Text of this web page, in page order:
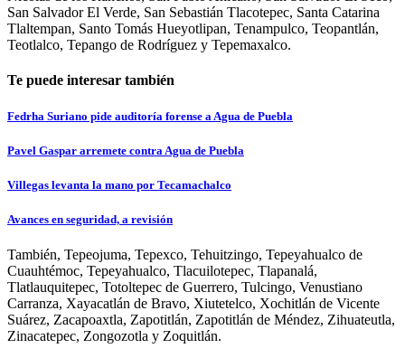
San Salvador El Verde, San Sebastián Tlacotepec, Santa Catarina
Tlaltempan, Santo Tomás Hueyotlipan, Tenampulco, Teopantlán,
Teotlalco, Tepango de Rodríguez y Tepemaxalco.
Te puede interesar también
Fedrha Suriano pide auditoría forense a Agua de Puebla
Pavel Gaspar arremete contra Agua de Puebla
Villegas levanta la mano por Tecamachalco
Avances en seguridad, a revisión
También, Tepeojuma, Tepexco, Tehuitzingo, Tepeyahualco de
Cuauhtémoc, Tepeyahualco, Tlacuilotepec, Tlapanalá,
Tlatlauquitepec, Totoltepec de Guerrero, Tulcingo, Venustiano
Carranza, Xayacatlán de Bravo, Xiutetelco, Xochitlán de Vicente
Suárez, Zacapoaxtla, Zapotitlán, Zapotitlán de Méndez, Zihuateutla,
Zinacatepec, Zongozotla y Zoquitlán.